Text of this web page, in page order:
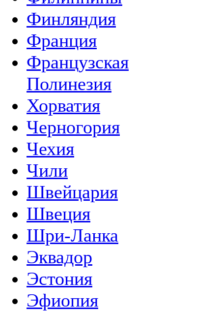
Финляндия
Франция
Французская
Полинезия
Хорватия
Черногория
Чехия
Чили
Швейцария
Швеция
Шри-Ланка
Эквадор
Эстония
Эфиопия